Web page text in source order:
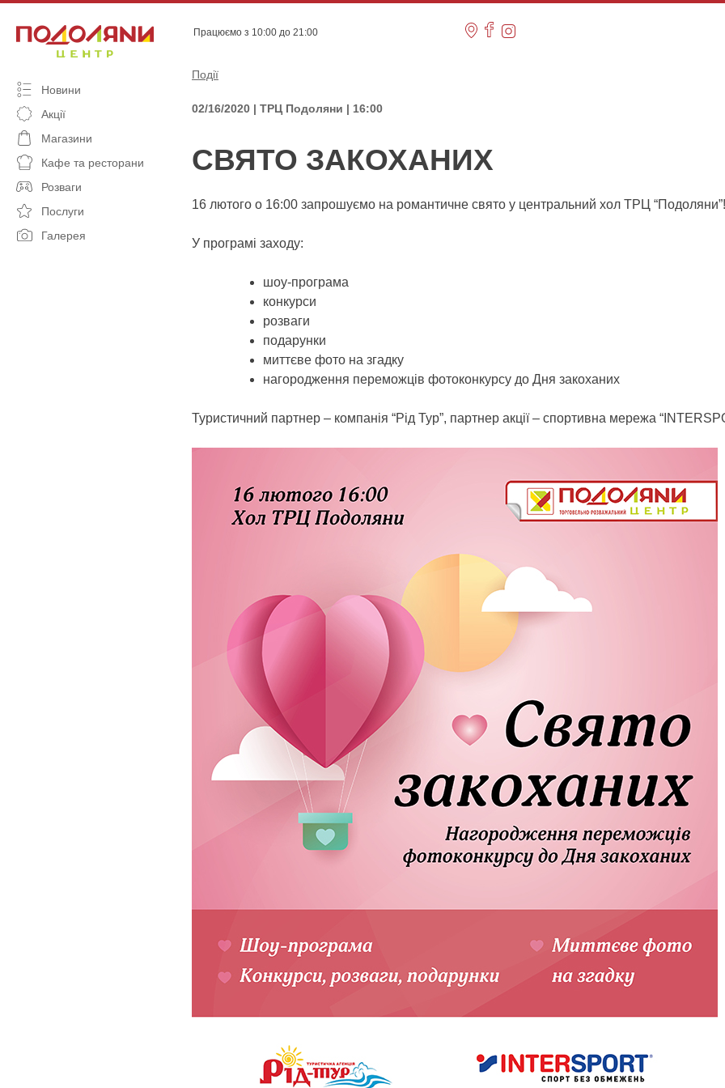
content
Працюємо з 10:00 до 21:00
Новини
Акції
Магазини
Кафе та ресторани
Розваги
Послуги
Галерея
Події
02/16/2020 | ТРЦ Подоляни | 16:00
СВЯТО ЗАКОХАНИХ
16 лютого о 16:00 запрошуємо на романтичне свято у центральний хол ТРЦ “Подоляни”!
У програмі заходу:
шоу-програма
конкурси
розваги
подарунки
миттєве фото на згадку
нагородження переможців фотоконкурсу до Дня закоханих
Туристичний партнер – компанія “Рід Тур”, партнер акції – спортивна мережа